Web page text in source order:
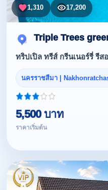
1,310 17,200
Triple Trees
ทริปเปิล ทรีส์ กรีนเนอร์รี่ รีส
นครราชสีมา |
5,500 บาท
ราคาเริ่มต้น